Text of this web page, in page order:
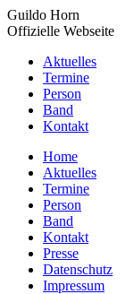
Zum
Inhalt
Guildo Horn
Offizielle Webseite
Aktuelles
Termine
Person
Band
Kontakt
YouTube
page
opens
new
window
Facebook
page
opens
new
window
page
opens
new
window
Instagram
page
opens
new
window
Home
Aktuelles
Termine
Person
Band
Kontakt
Presse
Datenschutz
Impressum